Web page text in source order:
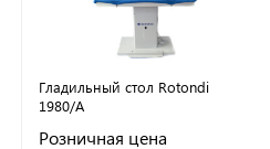
Гладильный стол Rotondi
1980/A
Розничная цена